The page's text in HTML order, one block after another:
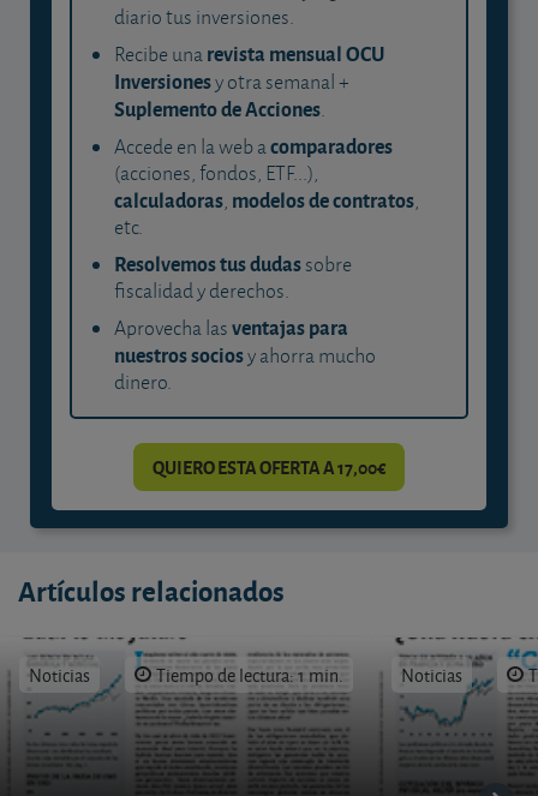
diario tus inversiones.
Recibe unarevista mensual OCU
Inversionesy otra semanal +
Suplemento de Acciones.
Accede en la web acomparadores
(acciones, fondos, ETF...),
calculadoras, modelos de contratos,
etc.
Resolvemos tus dudassobre
fiscalidad y derechos.
Aprovecha lasventajas para
nuestros sociosy ahorra mucho
dinero.
QUIERO ESTA OFERTA A 17,00€
Artículos relacionados
Noticias Tiempo de lectura: 1 min. Noticias